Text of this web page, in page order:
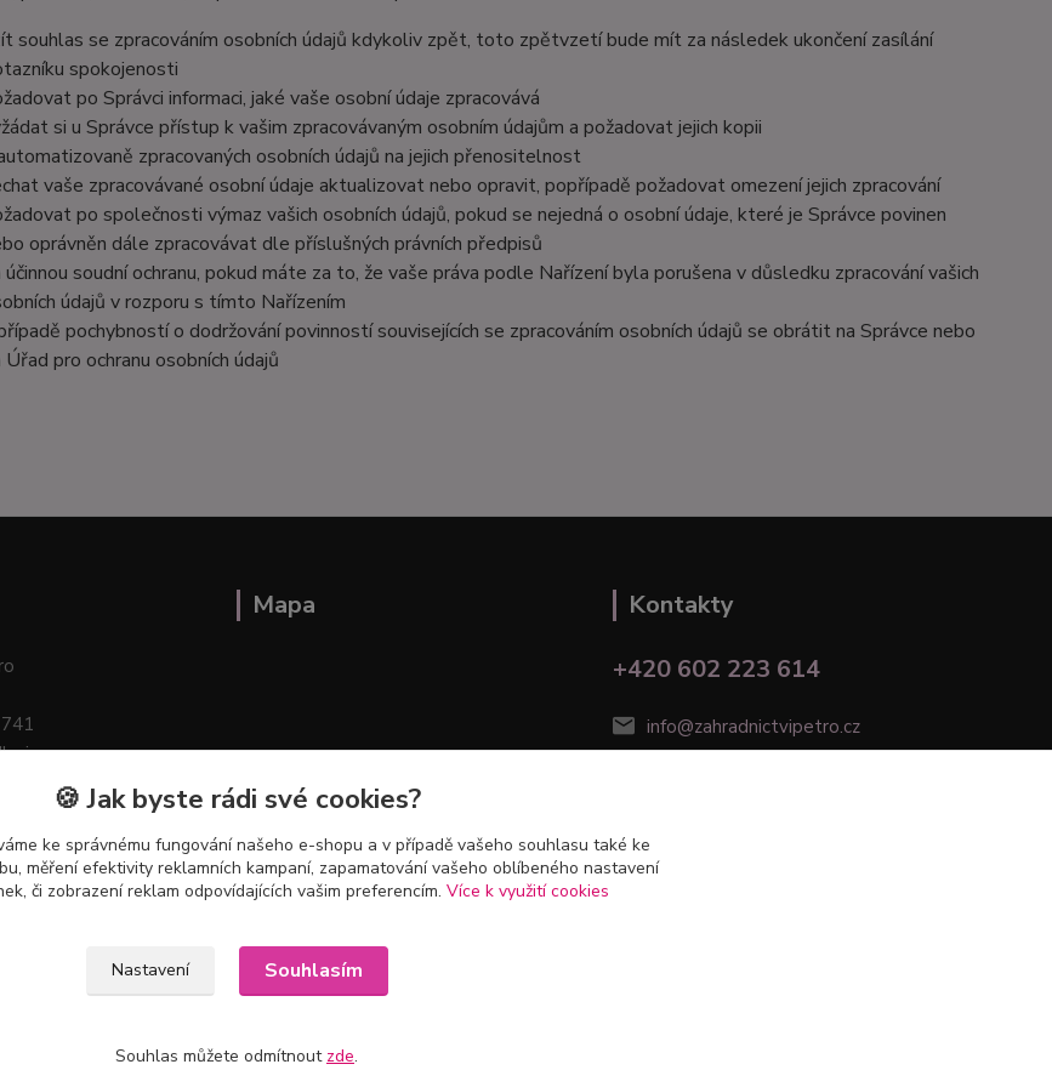
souhlas se zpracováním osobních údajů kdykoliv zpět, toto zpětvzetí bude mít za následek ukončení zasílání
spokojenosti
po Správci informaci, jaké vaše osobní údaje zpracovává
si u Správce přístup k vašim zpracovávaným osobním údajům a požadovat jejich kopii
zpracovaných osobních údajů na jejich přenositelnost
vaše zpracovávané osobní údaje aktualizovat nebo opravit, popřípadě požadovat omezení jejich zpracování
po společnosti výmaz vašich osobních údajů, pokud se nejedná o osobní údaje, které je Správce povinen
oprávněn dále zpracovávat dle příslušných právních předpisů
účinnou soudní ochranu, pokud máte za to, že vaše práva podle Nařízení byla porušena v důsledku zpracování vašich
údajů v rozporu s tímto Nařízením
pochybností o dodržování povinností souvisejících se zpracováním osobních údajů se obrátit na Správce nebo
Úřad pro ochranu osobních údajů
Mapa
Kontakty
+420 602 223 614
info@zahradnictvipetro.cz
🍪 Jak byste rádi své cookies?
ke správnému fungování našeho e-shopu a v případě vašeho souhlasu také ke
měření efektivity reklamních kampaní, zapamatování vašeho oblíbeného nastavení
či zobrazení reklam odpovídajících vašim preferencím. Více k využití cookies
Nastavení Souhlasím
Souhlas můžete odmítnout zde.